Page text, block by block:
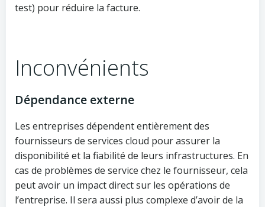
test) pour réduire la facture.
Inconvénients
Dépendance externe
Les entreprises dépendent entièrement des
fournisseurs de services cloud pour assurer la
disponibilité et la fiabilité de leurs infrastructures. En
cas de problèmes de service chez le fournisseur, cela
peut avoir un impact direct sur les opérations de
l’entreprise. Il sera aussi plus complexe d’avoir de la